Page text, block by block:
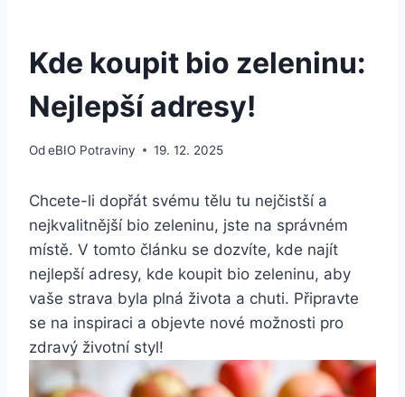
Kde koupit bio zeleninu:
Nejlepší adresy!
OdeBIO Potraviny 19. 12. 2025
Chcete-li dopřát svému tělu tu nejčistší a
nejkvalitnější bio zeleninu, jste na správném
⁤místě. V tomto článku ‌se ‍dozvíte, kde najít
⁢nejlepší adresy, kde koupit bio zeleninu, aby
vaše⁢ strava ‌byla plná života a chuti.⁤ Připravte
se na inspiraci​ a objevte‍ nové možnosti pro
zdravý životní styl!